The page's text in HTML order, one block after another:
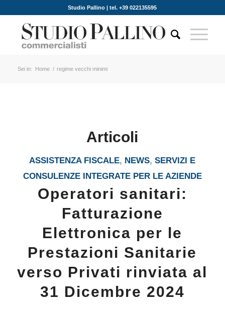
Studio Pallino | tel. +39 022135595
Sei in: Home / regime vecchi minimi
Articoli
ASSISTENZA FISCALE, NEWS,SERVIZI E
CONSULENZE INTEGRATE PER LE AZIENDE
Operatori sanitari:
Fatturazione
Elettronica per le
Prestazioni Sanitarie
verso Privati rinviata al
31 Dicembre 2024